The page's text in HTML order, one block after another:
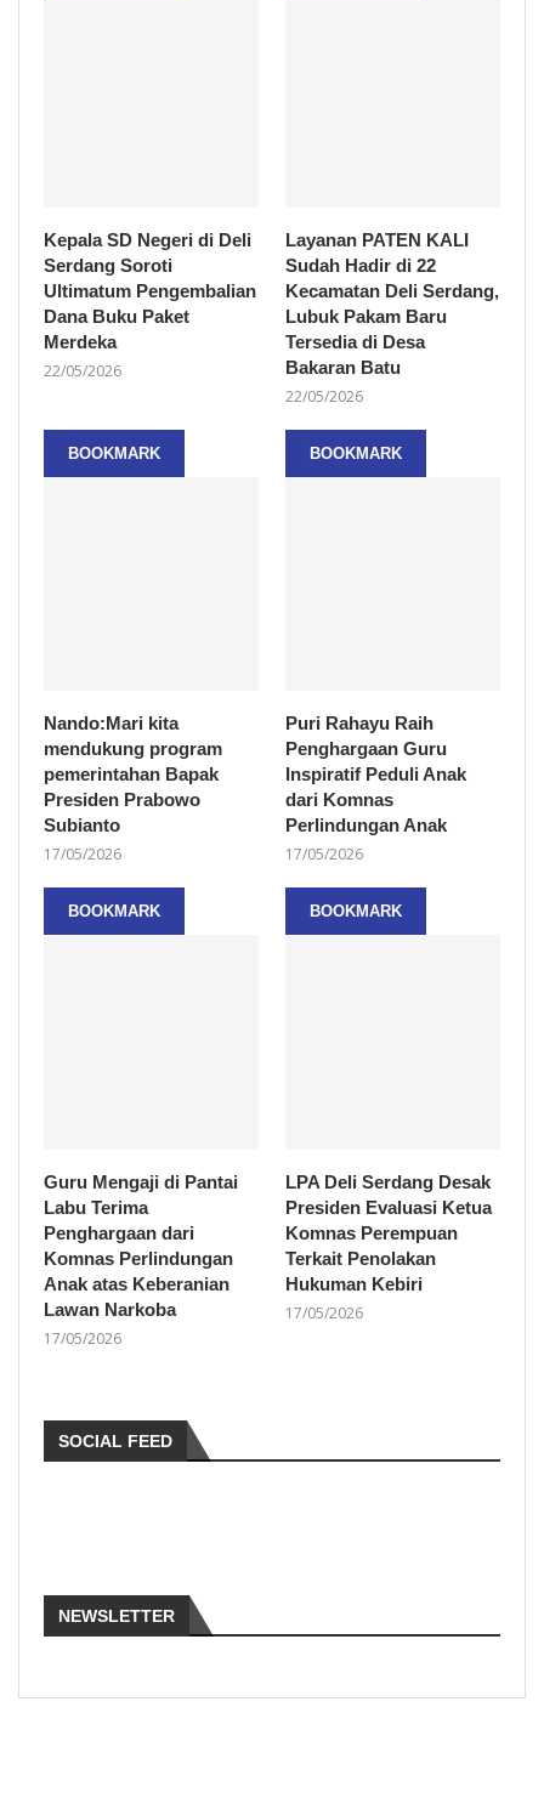
Kepala SD Negeri di Deli
Serdang Soroti
Ultimatum Pengembalian
Dana Buku Paket
Merdeka
22/05/2026
Layanan PATEN KALI
Sudah Hadir di 22
Kecamatan Deli Serdang,
Lubuk Pakam Baru
Tersedia di Desa
Bakaran Batu
22/05/2026
BOOKMARK
Nando:Mari kita
mendukung program
pemerintahan Bapak
Presiden Prabowo
Subianto
17/05/2026
BOOKMARK
Puri Rahayu Raih
Penghargaan Guru
Inspiratif Peduli Anak
dari Komnas
Perlindungan Anak
17/05/2026
BOOKMARK
Guru Mengaji di Pantai
Labu Terima
Penghargaan dari
Komnas Perlindungan
Anak atas Keberanian
Lawan Narkoba
17/05/2026
BOOKMARK
LPA Deli Serdang Desak
Presiden Evaluasi Ketua
Komnas Perempuan
Terkait Penolakan
Hukuman Kebiri
17/05/2026
SOCIAL FEED
NEWSLETTER